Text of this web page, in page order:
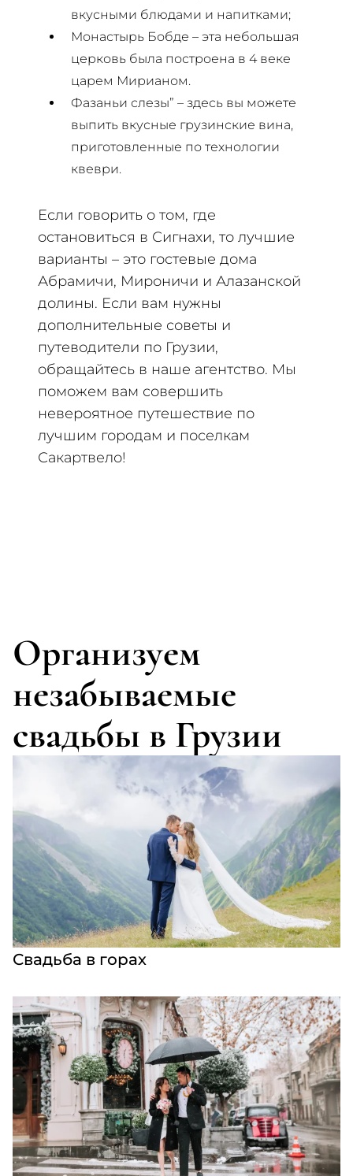
вкусными блюдами и напитками;
Монастырь Бобде – эта небольшая
церковь была построена в 4 веке
царем Мирианом.
Фазаньи слезы” – здесь вы можете
выпить вкусные грузинские вина,
приготовленные по технологии
квеври.
Если говорить о том, где
остановиться в Сигнахи, то лучшие
варианты – это гостевые дома
Абрамичи, Мироничи и Алазанской
долины. Если вам нужны
дополнительные советы и
путеводители по Грузии,
обращайтесь в наше агентство. Мы
поможем вам совершить
невероятное путешествие по
лучшим городам и поселкам
Сакартвело!
Организуем
незабываемые
свадьбы в Грузии
Свадьба в горах